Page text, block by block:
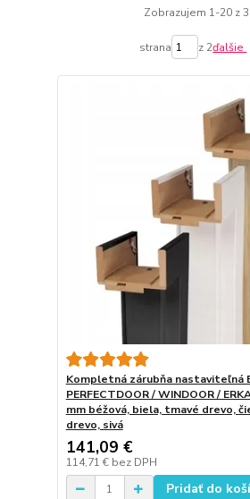
Zobrazujem 1-20 z
strana z 2ďalšie
Kompletná zárubňa nastaviteľná
PERFECTDOOR / WINDOOR /
mm béžová, biela, tmavé drevo,
drevo, sivá
141,09 €
114,71 € bez DPH
Pridať do